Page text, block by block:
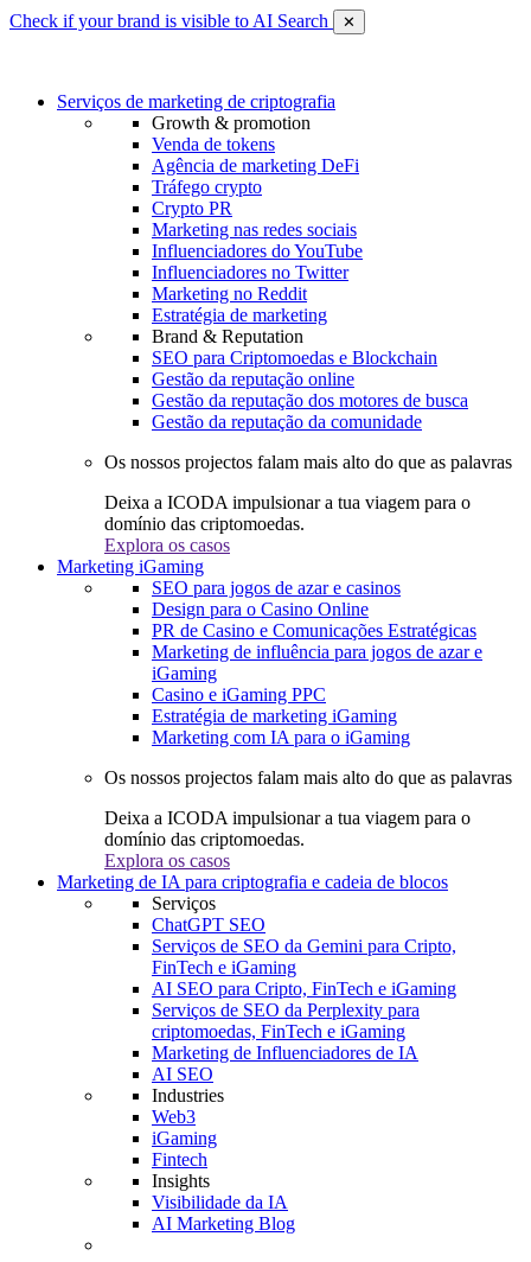
Check if your brand is visible to AI Search ✕
Serviços de marketing de criptografia
Growth & promotion
Venda de tokens
Agência de marketing DeFi
Tráfego crypto
Crypto PR
Marketing nas redes sociais
Influenciadores do YouTube
Influenciadores no Twitter
Marketing no Reddit
Estratégia de marketing
Brand & Reputation
SEO para Criptomoedas e Blockchain
Gestão da reputação online
Gestão da reputação dos motores de busca
Gestão da reputação da comunidade
Os nossos projectos falam mais alto do que as palavras
Deixa a ICODA impulsionar a tua viagem para o
domínio das criptomoedas.
Explora os casos
Marketing iGaming
SEO para jogos de azar e casinos
Design para o Casino Online
PR de Casino e Comunicações Estratégicas
Marketing de influência para jogos de azar e
iGaming
Casino e iGaming PPC
Estratégia de marketing iGaming
Marketing com IA para o iGaming
Os nossos projectos falam mais alto do que as palavras
Deixa a ICODA impulsionar a tua viagem para o
domínio das criptomoedas.
Explora os casos
Marketing de IA para criptografia e cadeia de blocos
Serviços
ChatGPT SEO
Serviços de SEO da Gemini para Cripto,
FinTech e iGaming
AI SEO para Cripto, FinTech e iGaming
Serviços de SEO da Perplexity para
criptomoedas, FinTech e iGaming
Marketing de Influenciadores de IA
AI SEO
Industries
Web3
iGaming
Fintech
Insights
Visibilidade da IA
AI Marketing Blog